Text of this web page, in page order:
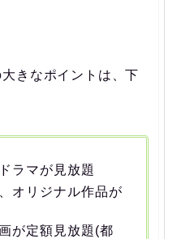
きなポイントは、下
ラマが見放題
オリジナル作品が
が定額見放題(都